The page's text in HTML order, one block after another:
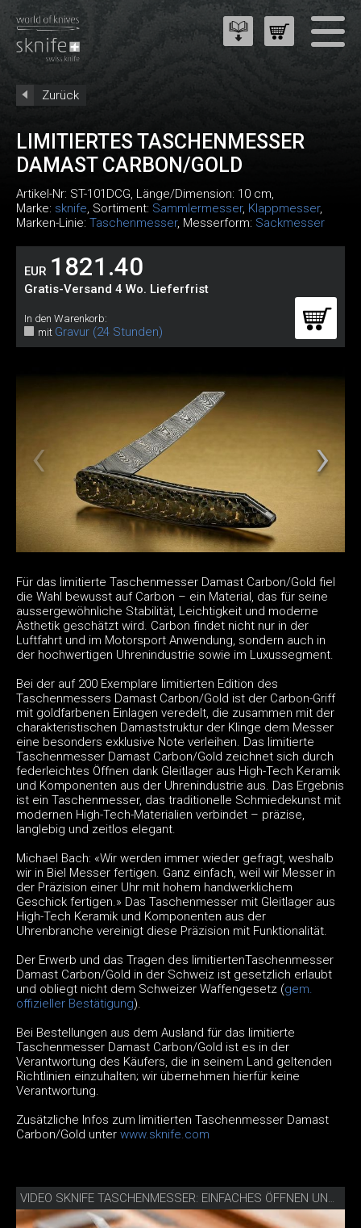
Zurück
LIMITIERTES TASCHENMESSER
DAMAST CARBON/GOLD
Artikel-Nr: ST-101DCG, Länge/Dimension: 10 cm,
Marke: sknife, Sortiment: Sammlermesser, Klappmesser,
Marken-Linie: Taschenmesser, Messerform: Sackmesser
EUR 1821.40
Gratis-Versand 4 Wo. Lieferfrist
In den Warenkorb:
mit Gravur (24 Stunden)
Für das limitierte Taschenmesser Damast Carbon/Gold fiel
die Wahl bewusst auf Carbon – ein Material, das für seine
aussergewöhnliche Stabilität, Leichtigkeit und moderne
Ästhetik geschätzt wird. Carbon findet nicht nur in der
Luftfahrt und im Motorsport Anwendung, sondern auch in
der hochwertigen Uhrenindustrie sowie im Luxussegment.
Bei der auf 200 Exemplare limitierten Edition des
Taschenmessers Damast Carbon/Gold ist der Carbon-Griff
mit goldfarbenen Einlagen veredelt, die zusammen mit der
charakteristischen Damaststruktur der Klinge dem Messer
eine besonders exklusive Note verleihen. Das limitierte
Taschenmesser Damast Carbon/Gold zeichnet sich durch
federleichtes Öffnen dank Gleitlager aus High-Tech Keramik
und Komponenten aus der Uhrenindustrie aus. Das Ergebnis
ist ein Taschenmesser, das traditionelle Schmiedekunst mit
modernen High-Tech-Materialien verbindet – präzise,
langlebig und zeitlos elegant.
Michael Bach: «Wir werden immer wieder gefragt, weshalb
wir in Biel Messer fertigen. Ganz einfach, weil wir Messer in
der Präzision einer Uhr mit hohem handwerklichem
Geschick fertigen.» Das Taschenmesser mit Gleitlager aus
High-Tech Keramik und Komponenten aus der
Uhrenbranche vereinigt diese Präzision mit Funktionalität.
Der Erwerb und das Tragen des limitiertenTaschenmesser
Damast Carbon/Gold in der Schweiz ist gesetzlich erlaubt
und obliegt nicht dem Schweizer Waffengesetz (gem.
offizieller Bestätigung).
Bei Bestellungen aus dem Ausland für das limitierte
Taschenmesser Damast Carbon/Gold ist es in der
Verantwortung des Käufers, die in seinem Land geltenden
Richtlinien einzuhalten; wir übernehmen hierfür keine
Verantwortung.
Zusätzliche Infos zum limitierten Taschenmesser Damast
Carbon/Gold unter www.sknife.com